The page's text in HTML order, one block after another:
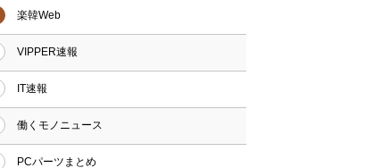
楽韓Web
VIPPER速報
IT速報
働くモノニュース
PCパーツまとめ